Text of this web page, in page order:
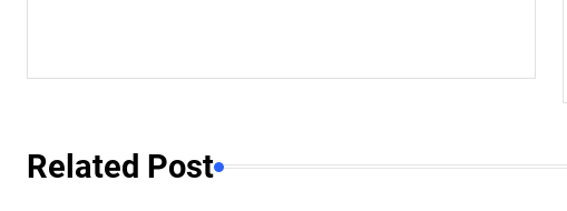
Related Post